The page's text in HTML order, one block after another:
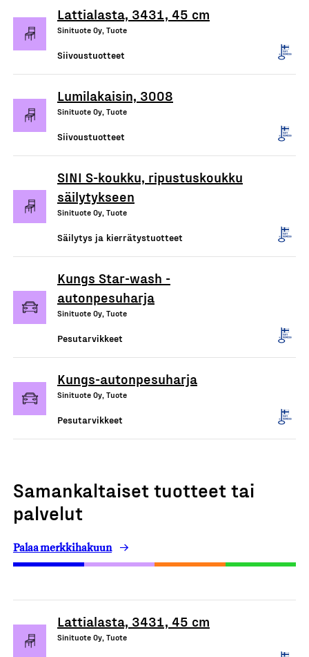
Lattialasta, 3431, 45 cm
Sinituote Oy, Tuote
Siivoustuotteet
Lumilakaisin, 3008
Sinituote Oy, Tuote
Siivoustuotteet
SINI S-koukku, ripustuskoukku
säilytykseen
Sinituote Oy, Tuote
Säilytys ja kierrätystuotteet
Kungs Star-wash -
autonpesuharja
Sinituote Oy, Tuote
Pesutarvikkeet
Kungs-autonpesuharja
Sinituote Oy, Tuote
Pesutarvikkeet
Samankaltaiset tuotteet tai
palvelut
Palaa merkkihakuun
Lattialasta, 3431, 45 cm
Sinituote Oy, Tuote